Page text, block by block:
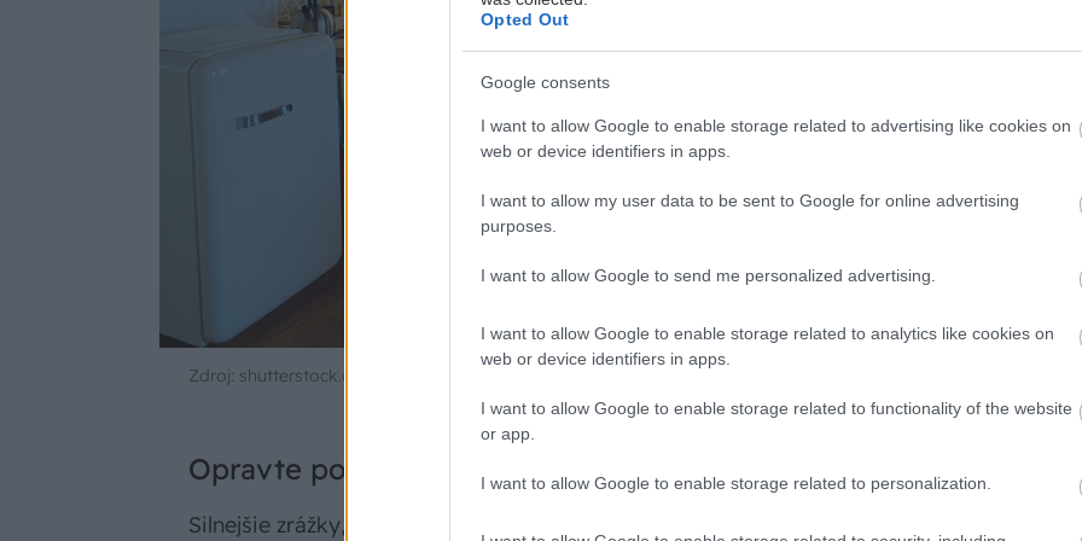
Opted Out
Google consents
I want to allow Google to enable storage related to advertising like cookies on
web or device identifiers in apps.
I want to allow my user data to be sent to Google for online advertising
purposes.
I want to allow Google to send me personalized advertising.
I want to allow Google to enable storage related to analytics like cookies on
web or device identifiers in apps.
I want to allow Google to enable storage related to functionality of the website
or app.
I want to allow Google to enable storage related to personalization.
Zdroj: shutterstock.com
Opravte poškodenia strechy
Silnejšie zrážky, väčšia vrstva snehu alebo zimná víchrica môžu byť pre